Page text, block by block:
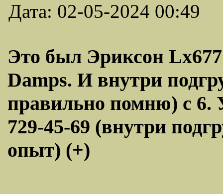
Дата: 02-05-2024 00:49
Это был Эриксон
Damps. И внутри
правильно помню) с 6.
729-45-69 (внутри
опыт) (+)